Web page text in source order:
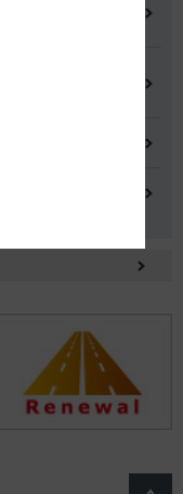
に関する調査委員
検討会
討委員会